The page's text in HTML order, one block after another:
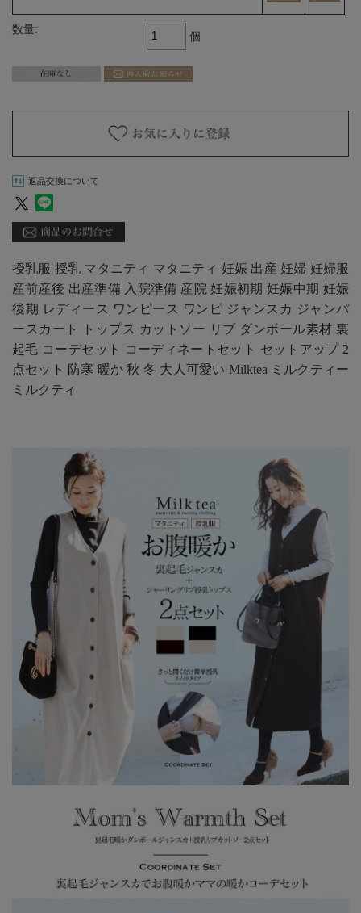
数量:
個
返品交換について
授乳服 授乳 マタニティ マタニティ 妊娠 出産 妊婦 妊婦服
産前産後 出産準備 入院準備 産院 妊娠初期 妊娠中期 妊娠
後期 レディース ワンピース ワンピ ジャンスカ ジャンパ
ースカート トップス カットソー リブ ダンボール素材 裏
起毛 コーデセット コーディネートセット セットアップ 2
点セット 防寒 暖か 秋 冬 大人可愛い Milktea ミルクティー
ミルクティ